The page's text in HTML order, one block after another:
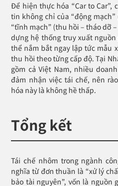
Để hiện thực hóa “Car to
tin không chỉ của “động
“tĩnh mạch” (thu hồi – tháo dỡ
dựng hệ thống truy xuất
thể nắm bắt ngay lập tức mẫu
thu hồi theo từng cấp độ. Tại
gồm cả Việt Nam, nhiều
đảm nhận việc tái chế, nên
hóa này là không hề thấp.
Tổng kết
Tái chế nhôm trong ngành
nghĩa từ đơn thuần là “xử lý
bảo tài nguyên”, vốn là nguồn